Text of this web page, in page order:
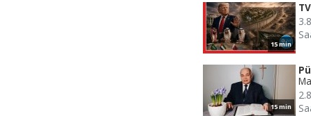
15 min
15 min